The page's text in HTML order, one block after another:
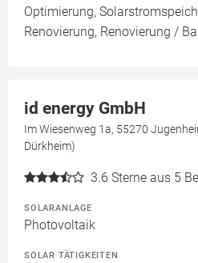
Optimierung,
Renovierung, Renovierung /
id energy GmbH
Im Wiesenweg 1a, 55270
Dürkheim)
3.6 Sterne aus 5
SOLARANLAGE
Photovoltaik
SOLAR TÄTIGKEITEN